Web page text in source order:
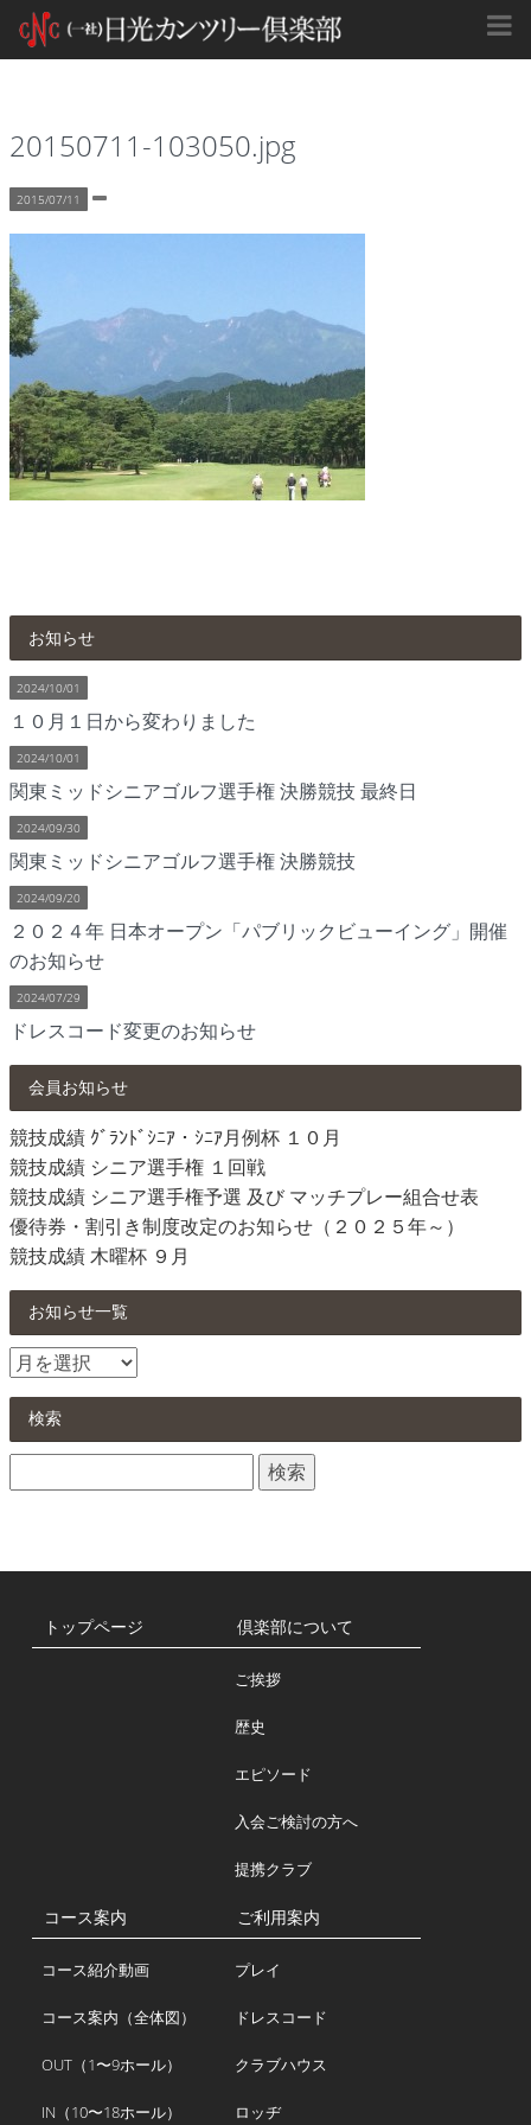
20150711-103050.jpg
2015/07/11
お知らせ
2024/10/01
１０月１日から変わりました
2024/10/01
関東ミッドシニアゴルフ選手権 決勝競技 最終日
2024/09/30
関東ミッドシニアゴルフ選手権 決勝競技
2024/09/20
２０２４年 日本オープン「パブリックビューイング」開催
のお知らせ
2024/07/29
ドレスコード変更のお知らせ
会員お知らせ
競技成績 ｸﾞﾗﾝﾄﾞｼﾆｱ・ｼﾆｱ月例杯 １０月
競技成績 シニア選手権 １回戦
競技成績 シニア選手権予選 及び マッチプレー組合せ表
優待券・割引き制度改定のお知らせ（２０２５年～）
競技成績 木曜杯 ９月
お知らせ一覧
お
せ
検索
索:
トップページ 倶楽部について
ご挨拶
歴史
エピソード
入会ご検討の方へ
提携クラブ
コース案内
コース紹介動画
コース案内（全体図）
OUT（1〜9ホール）
IN（10〜18ホール）
ご利用案内
プレイ
ドレスコード
クラブハウス
ロッヂ